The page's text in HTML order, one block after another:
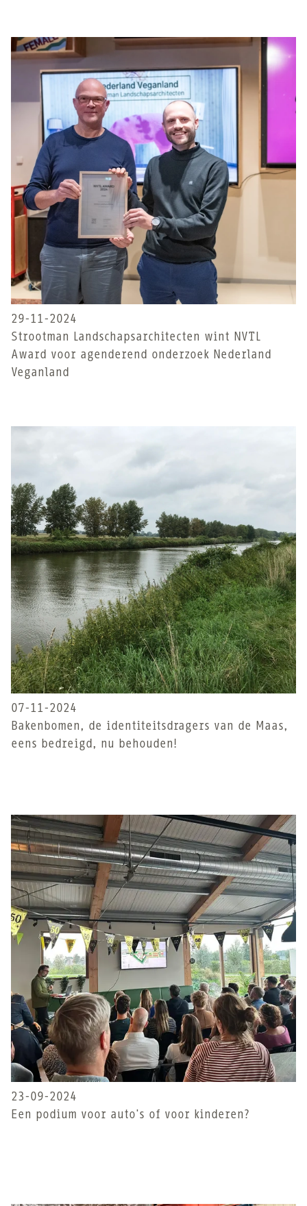
29-11-2024
Strootman Landschapsarchitecten wint NVTL
Award voor agenderend onderzoek Nederland
Veganland
07-11-2024
Bakenbomen, de identiteitsdragers van de Maas,
eens bedreigd, nu behouden!
23-09-2024
Een podium voor auto's of voor kinderen?